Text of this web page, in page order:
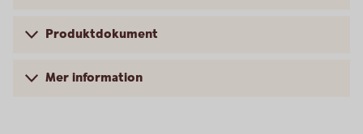
Produktdokument
Mer information